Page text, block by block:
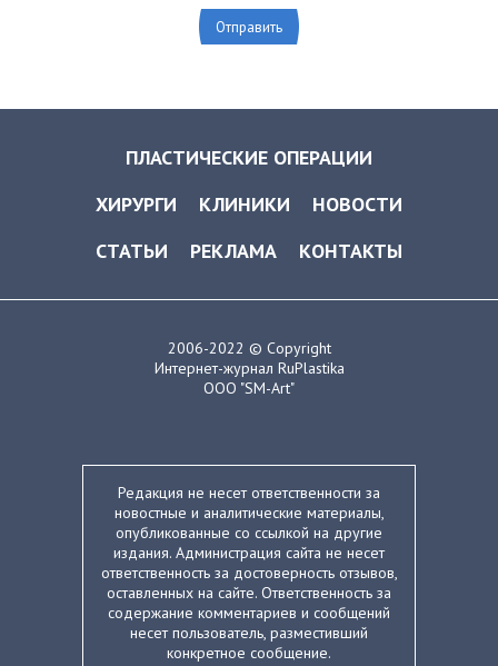
ПЛАСТИЧЕСКИЕ ОПЕРАЦИИ
ХИРУРГИ
КЛИНИКИ
НОВОСТИ
СТАТЬИ
РЕКЛАМА КОНТАКТЫ
2006-2022 © Copyright
Интернет-журнал RuPlastika
ООО "SM-Art"
Редакция не несет ответственности за
новостные и аналитические материалы,
опубликованные со ссылкой на другие
издания. Администрация сайта не несет
ответственность за достоверность отзывов,
оставленных на сайте. Ответственность за
содержание комментариев и сообщений
несет пользователь, разместивший
конкретное сообщение.